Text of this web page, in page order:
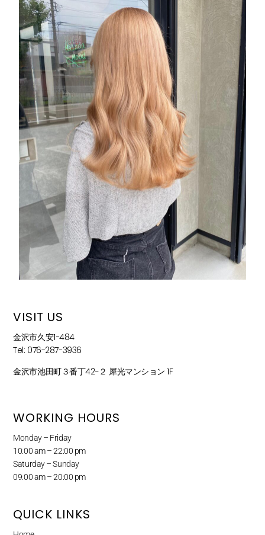
VISIT US
金沢市久安1-484
Tel: 076-287-3936
金沢市池田町３番丁42−２ 犀光マンション 1F
WORKING HOURS
Monday – Friday
10:00 am – 22:00 pm
Saturday – Sunday
09:00 am – 20:00 pm
QUICK LINKS